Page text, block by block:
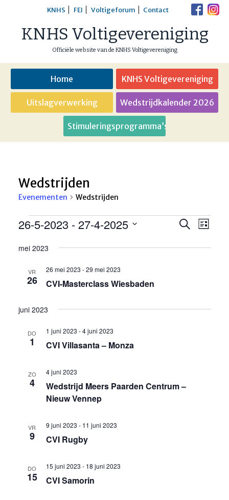
content
KNHS FEI Voltigeforum Contact
KNHS Voltigevereniging
Officiële website van de KNHS Voltigevereniging
Home KNHS Voltigevereniging
Uitslagverwerking Wedstrijdkalender 2026
Stimuleringsprogramma’s
Wedstrijden
Evenementen Wedstrijden
Evenementen
Zoeken
Zoeken
Lijst
26-5-2023 - 27-4-2025
een
mei 2023
VR
26 CVI-Masterclass Wiesbaden
26 mei 2023 -29 mei 2023
juni 2023
DO
1 CVI Villasanta – Monza
1 juni 2023 -4 juni 2023
ZO
4
Wedstrijd Meers Paarden Centrum –
Nieuw Vennep
4 juni 2023
VR
9 CVI Rugby
9 juni 2023 - 11 juni 2023
DO
15 CVI Samorin
15 juni 2023 - 18 juni 2023